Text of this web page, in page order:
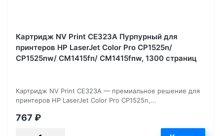
Картридж NV Print CE323A Пурпурный для
принтеров HP LaserJet Color Pro CP1525n/
CP1525nw/ CM1415fn/ CM1415fnw, 1300 страниц
Картридж NV Print CE323A — премиальное решение для
принтеров HP LaserJet Color Pro CP1525n,...
767 ₽